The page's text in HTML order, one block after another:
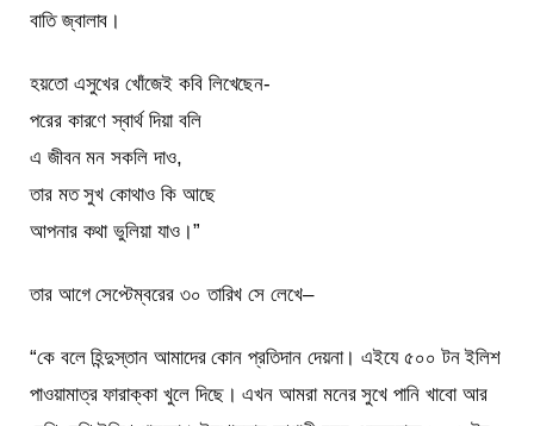
বাতি জ্বালাব।
হয়তো এসুখের খোঁজেই কবি লিখেছেন-
পরের কারণে স্বার্থ দিয়া বলি
এ জীবন মন সকলি দাও,
তার মত সুখ কোথাও কি আছে
আপনার কথা ভুলিয়া যাও।”
তার আগে সেপ্টেম্বরের ৩০ তারিখ সে লেখে–
“কে বলে হিন্দুস্তান আমাদের কোন প্রতিদান দেয়না। এইযে ৫০০ টন ইলিশ
পাওয়ামাত্র ফারাক্কা খুলে দিছে। এখন আমরা মনের সুখে পানি খাবো আর